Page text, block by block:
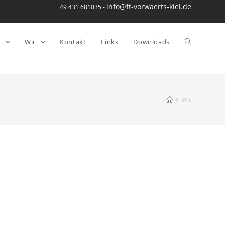
+49 431 681035 - info@ft-vorwaerts-kiel.de
Wir Kontakt Links Downloads
Wir